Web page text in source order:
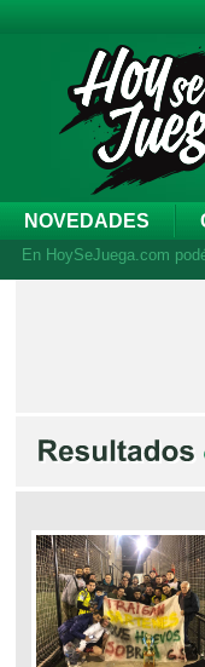
NOVEDADES
En HoySeJuega.com